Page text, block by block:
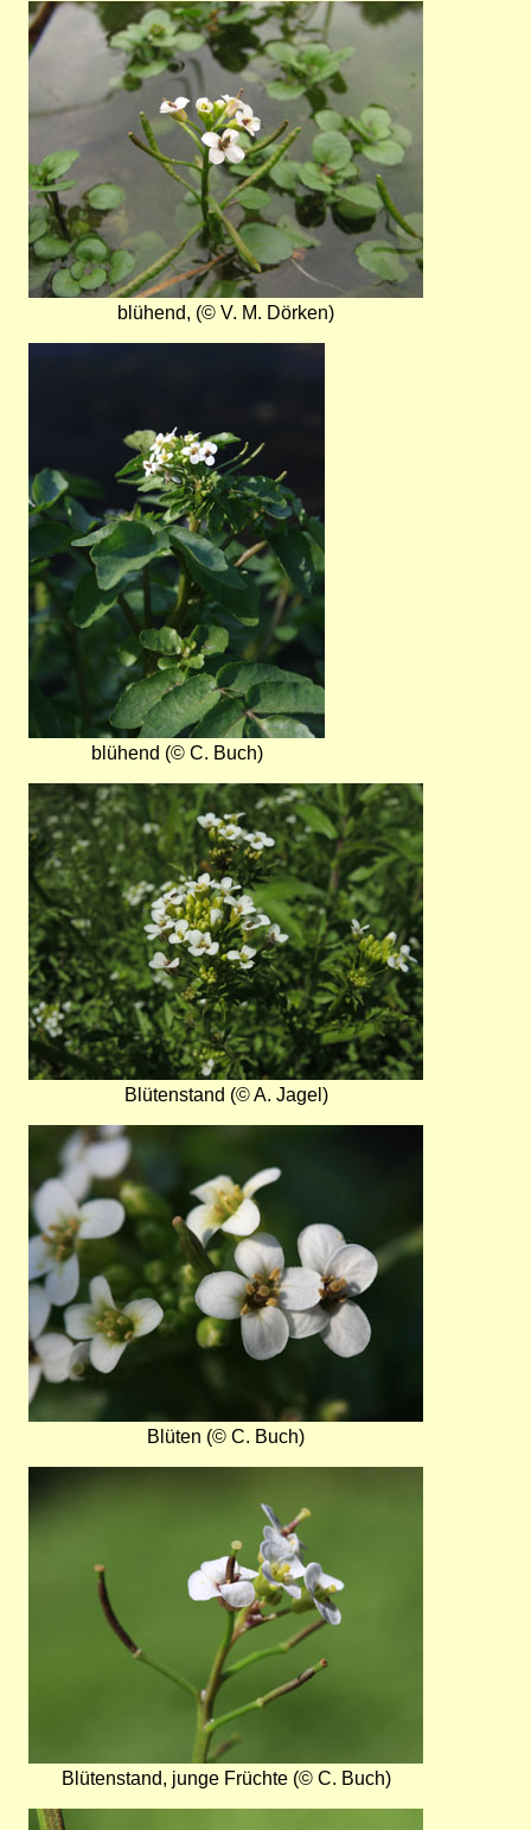
Bild
blühend, (© V. M. Dörken)
blühend (© C. Buch)
Bild
Blütenstand (© A. Jagel)
Blüten (© C. Buch)
Blütenstand, junge Früchte (© C. Buch)
Bild